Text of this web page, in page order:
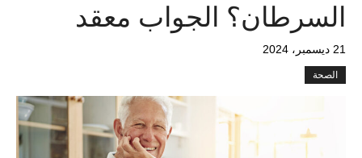
السرطان؟ الجواب معقد
21 ديسمبر، 2024
الصحة